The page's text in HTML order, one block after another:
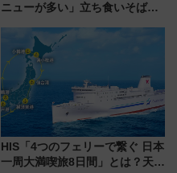
ニューが多い」立ち食いそば屋
地のふらっと立ち食いそば』
7/27夜10時～放送
HIS「4つのフェリーで繋ぐ 日本
一周大満喫旅8日間」とは？天橋